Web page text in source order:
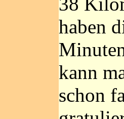
haben
kann
schon